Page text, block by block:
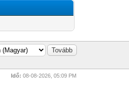
Idő: 08-08-2026, 05:09 PM